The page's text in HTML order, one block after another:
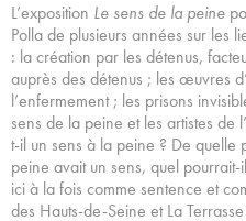
L’exposition Le sens de la peine
Polla de plusieurs années sur les
: la création par les détenus,
auprès des détenus ; les œuvres
l’enfermement ; les prisons
sens de la peine et les artistes de
t-il un sens à la peine ? De quelle
peine avait un sens, quel
ici à la fois comme sentence et
des Hauts-de-Seine et La